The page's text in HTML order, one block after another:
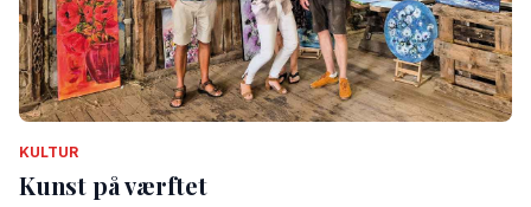
KULTUR
Kunst på værftet